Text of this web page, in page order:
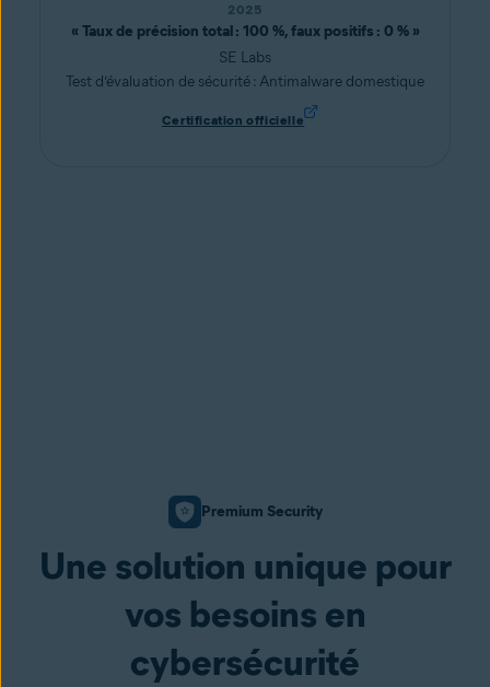
2025
« Taux de précision total : 100 %, faux positifs : 0 % »
SE Labs
Test d’évaluation de sécurité : Antimalware domestique
Certification officielle
Premium Security
Une solution unique pour
vos besoins en
cybersécurité